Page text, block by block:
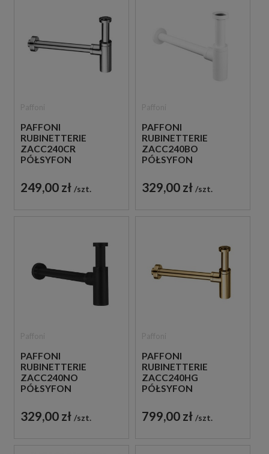
PAFFONI
RUBINETTERIE
ZACC240CR
PÓŁSYFON
METALOWY CHROM
249,00 zł szt.
PAFFONI
RUBINETTERIE
ZACC240BO
PÓŁSYFON
METALOWY BIAŁY
329,00 zł szt.
PAFFONI
RUBINETTERIE
ZACC240NO
PÓŁSYFON
METALOWY CZARNY
329,00 zł szt.
PAFFONI
RUBINETTERIE
ZACC240HG
PÓŁSYFON
METALOWY ZŁOTY
799,00 zł szt.